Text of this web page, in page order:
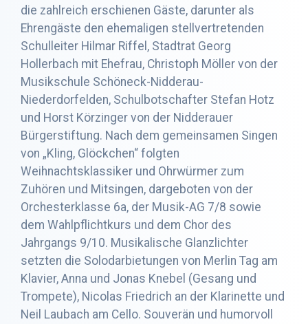
die zahlreich erschienen Gäste, darunter als
Ehrengäste den ehemaligen stellvertretenden
Schulleiter Hilmar Riffel, Stadtrat Georg
Hollerbach mit Ehefrau, Christoph Möller von der
Musikschule Schöneck-Nidderau-
Niederdorfelden, Schulbotschafter Stefan Hotz
und Horst Körzinger von der Nidderauer
Bürgerstiftung. Nach dem gemeinsamen Singen
von „Kling, Glöckchen“ folgten
Weihnachtsklassiker und Ohrwürmer zum
Zuhören und Mitsingen, dargeboten von der
Orchesterklasse 6a, der Musik-AG 7/8 sowie
dem Wahlpflichtkurs und dem Chor des
Jahrgangs 9/10. Musikalische Glanzlichter
setzten die Solodarbietungen von Merlin Tag am
Klavier, Anna und Jonas Knebel (Gesang und
Trompete), Nicolas Friedrich an der Klarinette und
Neil Laubach am Cello. Souverän und humorvoll